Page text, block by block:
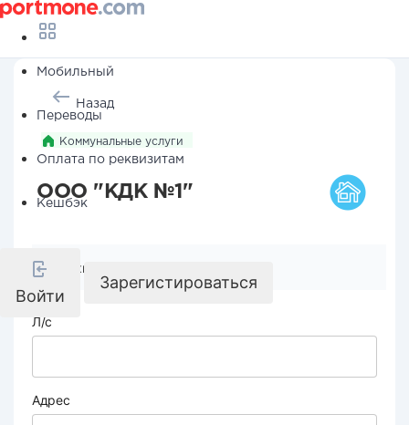
Мобильный
Переводы
Оплата по реквизитам
Кешбэк
Войти
Зарегистироваться
Назад
Коммунальные услуги
ООО "КДК №1"
Реквизиты компании
Л/с
Адрес